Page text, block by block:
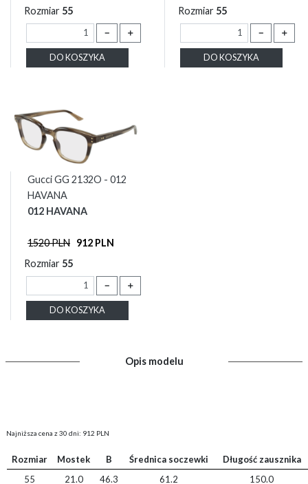
Rozmiar 55
－ ＋
DO KOSZYKA
Rozmiar 55
－ ＋
DO KOSZYKA
Gucci GG 2132O - 012
HAVANA
012 HAVANA
1520 PLN 912 PLN
Rozmiar 55
－ ＋
DO KOSZYKA
Opis modelu
Najniższa cena z 30 dni: 912 PLN
Rozmiar Mostek B Średnica soczewki
Długość zausznika
55
21.0 46.3 61.2 150.0